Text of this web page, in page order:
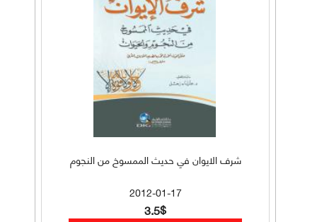
شرف الايوان في حديث الممسوخ من النجوم
2012-01-17
3.5$